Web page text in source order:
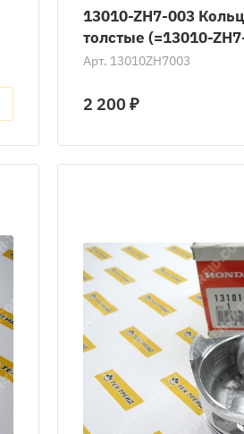
13010-ZH7-003
толстые (=13010-
Арт. 13010ZH7003
2 200 ₽